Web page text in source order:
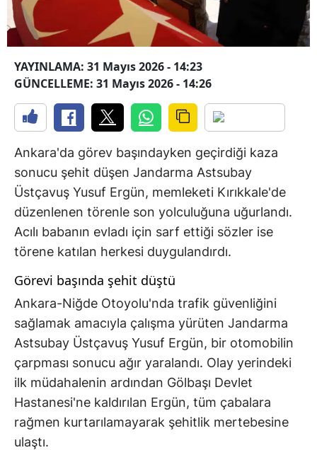
YAYINLAMA: 31 Mayıs 2026 - 14:23
GÜNCELLEME: 31 Mayıs 2026 - 14:26
Ankara'da görev başındayken geçirdiği kaza
sonucu şehit düşen Jandarma Astsubay
Üstçavuş Yusuf Ergün, memleketi Kırıkkale'de
düzenlenen törenle son yolculuğuna uğurlandı.
Acılı babanın evladı için sarf ettiği sözler ise
törene katılan herkesi duygulandırdı.
Görevi başında şehit düştü
Ankara-Niğde Otoyolu'nda trafik güvenliğini
sağlamak amacıyla çalışma yürüten Jandarma
Astsubay Üstçavuş Yusuf Ergün, bir otomobilin
çarpması sonucu ağır yaralandı. Olay yerindeki
ilk müdahalenin ardından Gölbaşı Devlet
Hastanesi'ne kaldırılan Ergün, tüm çabalara
rağmen kurtarılamayarak şehitlik mertebesine
ulaştı.